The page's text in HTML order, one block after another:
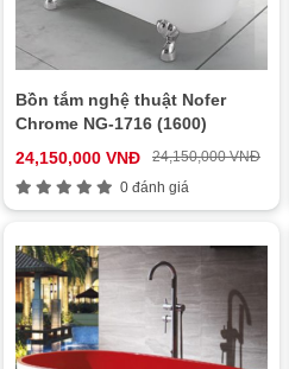
Bồn tắm nghệ thuật Nofer
Chrome NG-1716 (1600)
24,150,000 VNĐ
24,150,000 VNĐ
0 đánh giá